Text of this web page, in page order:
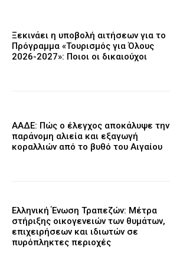
Ξεκινάει η υποβολή αιτήσεων για το
Πρόγραμμα «Τουρισμός για Όλους
2026-2027»: Ποιοι οι δικαιούχοι
ΑΑΔΕ: Πώς ο έλεγχος αποκάλυψε την
παράνομη αλιεία και εξαγωγή
κοραλλιών από το βυθό του Αιγαίου
Ελληνική Ένωση Τραπεζών: Μέτρα
στήριξης οικογενειών των θυμάτων,
επιχειρήσεων και ιδιωτών σε
πυρόπληκτες περιοχές